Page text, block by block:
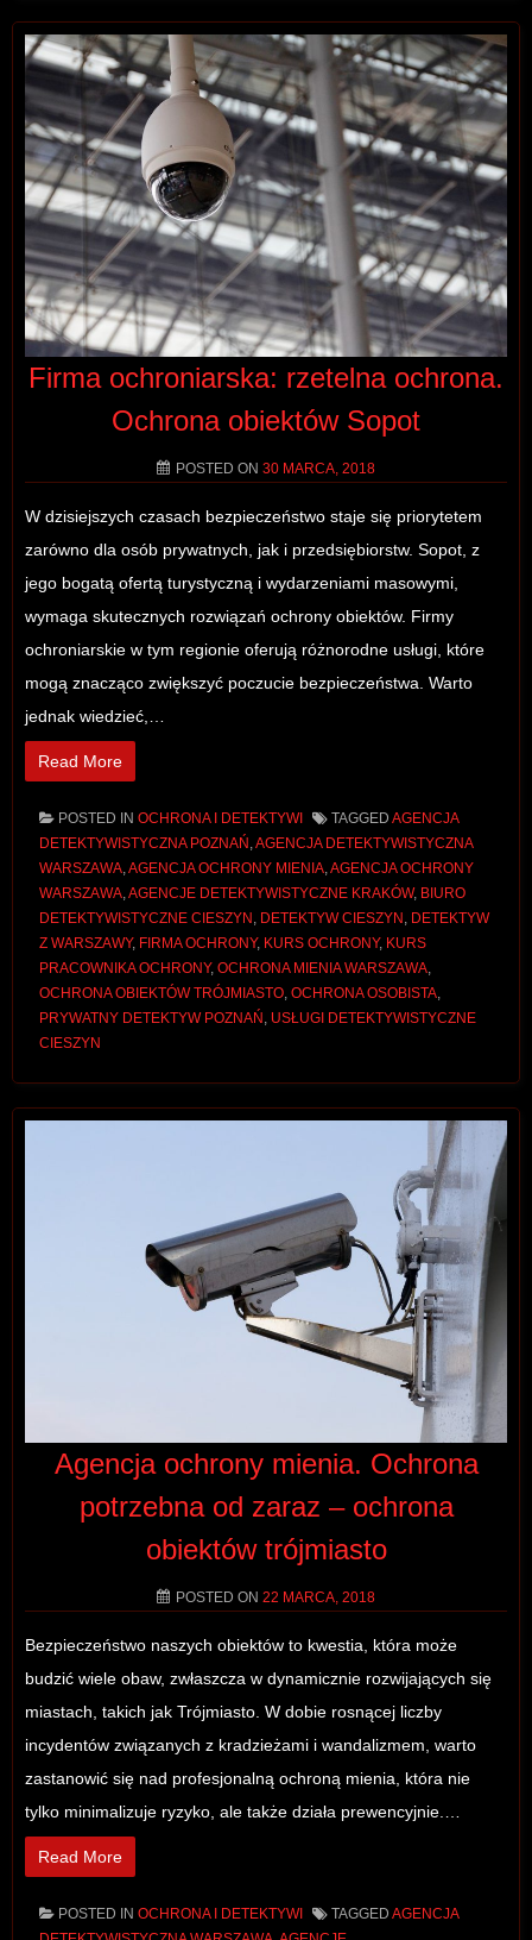
Firma ochroniarska: rzetelna ochrona.
Ochrona obiektów Sopot
POSTED ON 30 MARCA, 2018
W dzisiejszych czasach bezpieczeństwo staje się priorytetem
zarówno dla osób prywatnych, jak i przedsiębiorstw. Sopot, z
jego bogatą ofertą turystyczną i wydarzeniami masowymi,
wymaga skutecznych rozwiązań ochrony obiektów. Firmy
ochroniarskie w tym regionie oferują różnorodne usługi, które
mogą znacząco zwiększyć poczucie bezpieczeństwa. Warto
jednak wiedzieć,…
Read More
POSTED IN OCHRONA I DETEKTYWI TAGGED AGENCJA
DETEKTYWISTYCZNA POZNAŃ ,AGENCJA DETEKTYWISTYCZNA
WARSZAWA,AGENCJA OCHRONY MIENIA,AGENCJA OCHRONY
WARSZAWA,AGENCJE DETEKTYWISTYCZNE KRAKÓW, BIURO
DETEKTYWISTYCZNE CIESZYN , DETEKTYW CIESZYN , DETEKTYW
Z WARSZAWY, FIRMA OCHRONY, KURS OCHRONY, KURS
PRACOWNIKA OCHRONY, OCHRONA MIENIA WARSZAWA,
OCHRONA OBIEKTÓW TRÓJMIASTO, OCHRONA OSOBISTA,
PRYWATNY DETEKTYW POZNAŃ , USŁUGI DETEKTYWISTYCZNE
CIESZYN
Agencja ochrony mienia. Ochrona
potrzebna od zaraz – ochrona
obiektów trójmiasto
POSTED ON 22 MARCA, 2018
Bezpieczeństwo naszych obiektów to kwestia, która może
budzić wiele obaw, zwłaszcza w dynamicznie rozwijających się
miastach, takich jak Trójmiasto. W dobie rosnącej liczby
incydentów związanych z kradzieżami i wandalizmem, warto
zastanowić się nad profesjonalną ochroną mienia, która nie
tylko minimalizuje ryzyko, ale także działa prewencyjnie.…
Read More
POSTED IN OCHRONA I DETEKTYWI TAGGED AGENCJA